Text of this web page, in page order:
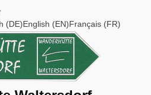
(DE)English (EN)Français (FR)